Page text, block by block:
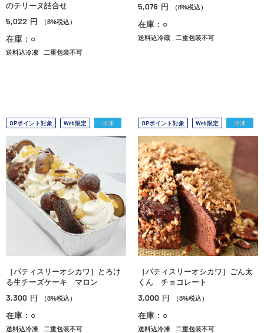
のテリーヌ詰合せ
5,022 円 （8%税込）
在庫：○
送料込冷凍 二重包装不可
5,076 円 （8%税込）
在庫：○
送料込冷蔵 二重包装不可
OPポイント対象 Web限定 冷凍
［パティスリーオシカワ］とろけ
る生チーズケーキ マロン
3,300 円 （8%税込）
在庫：○
送料込冷凍 二重包装不可
OPポイント対象 Web限定 冷凍
［パティスリーオシカワ］ごん太
くん チョコレート
3,000 円 （8%税込）
在庫：○
送料込冷凍 二重包装不可